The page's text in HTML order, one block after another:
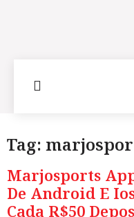
Tag:
Marjosports
De Android E
Cada R$50